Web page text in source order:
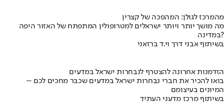
מהמרכז לגולן: המהפכה של קצרין
מה מושך יותר ויותר ישראלים למטרופולין המתפתח של האזור היפה
במדינה?
בשיתוף אבני דרך וי.ד ברזאני
הזדמנות אחרונה להצטרף לנבחרות ישראל במדעים
בואו להכיר את חברי נבחרות ישראל במדעים שכבר מחכים לכם –
המיונים בעיצומם
בשיתוף מרכז מדעני העתיד